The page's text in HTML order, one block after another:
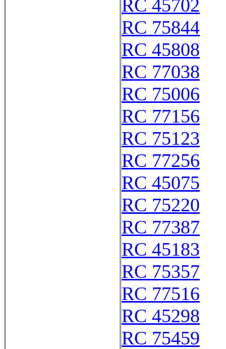
RC 45702
RC 75844
RC 45808
RC 77038
RC 75006
RC 77156
RC 75123
RC 77256
RC 45075
RC 75220
RC 77387
RC 45183
RC 75357
RC 77516
RC 45298
RC 75459